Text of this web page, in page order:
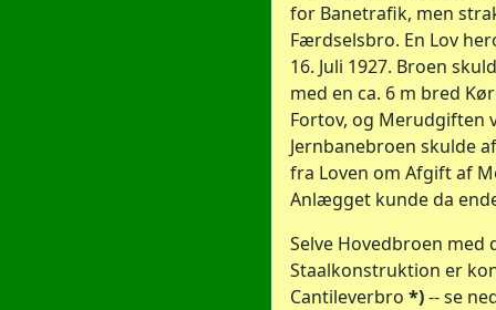
for Banetrafik, men
Færdselsbro. En Lov
16. Juli 1927. Broen
med en ca. 6 m bred
Fortov, og Merudgiften
Jernbanebroen skulde
fra Loven om Afgift af
Anlægget kunde da
Selve Hovedbroen med
Staalkonstruktion er
Cantileverbro *)-- se